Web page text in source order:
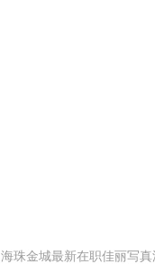
海珠金城最新在职佳丽写